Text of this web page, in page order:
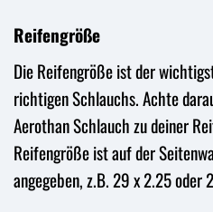
Reifengröße
Die Reifengröße ist der
richtigen Schlauchs. Achte
Aerothan Schlauch zu deiner
Reifengröße ist auf der
angegeben, z.B. 29 x 2.25 oder